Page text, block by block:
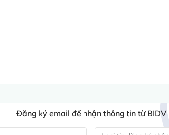
Đăng ký email để nhận thông tin từ BIDV